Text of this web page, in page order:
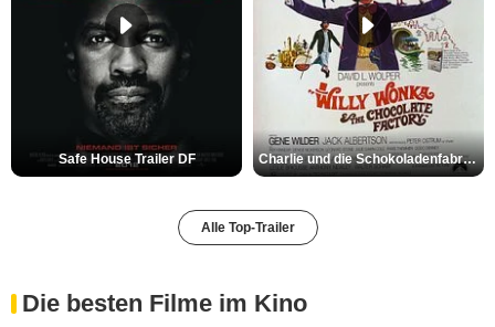
Safe House Trailer DF Charlie und die Schokoladenfabrik Trailer OV
Alle Top-Trailer
Die besten Filme im Kino